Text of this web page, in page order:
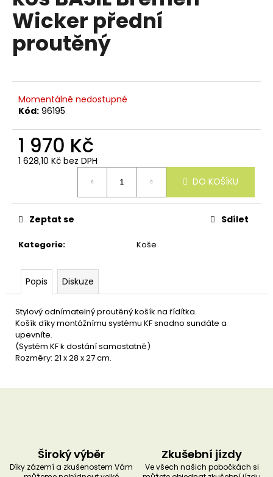
0,0
z
5
hvězdiček.
Wicker přední
proutěný
Momentálně nedostupné
Kód: 96195
1 970 Kč
1 628,10 Kč bez DPH
DO KOŠÍKU
Kategorie: Koše
Zeptat se Sdílet
Popis Diskuze
Stylový odnímatelný proutěný košík na řídítka.
Košík díky montážnímu systému KF snadno sundáte a
upevníte.
(Systém KF k dostání samostatně)
Rozměry: 21 x 28 x 27 cm.
Široký výběr
Díky zázemí a zkušenostem Vám
Zkušební jízdy
Ve všech našich pobočkách si
n
a
j
t
?
HLEDAT
D
p
o
u
e
m
e